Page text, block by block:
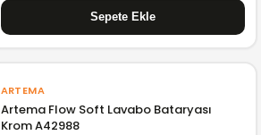
ARTEMA
Artema Flow Soft Lavabo Bataryası
Krom A42988